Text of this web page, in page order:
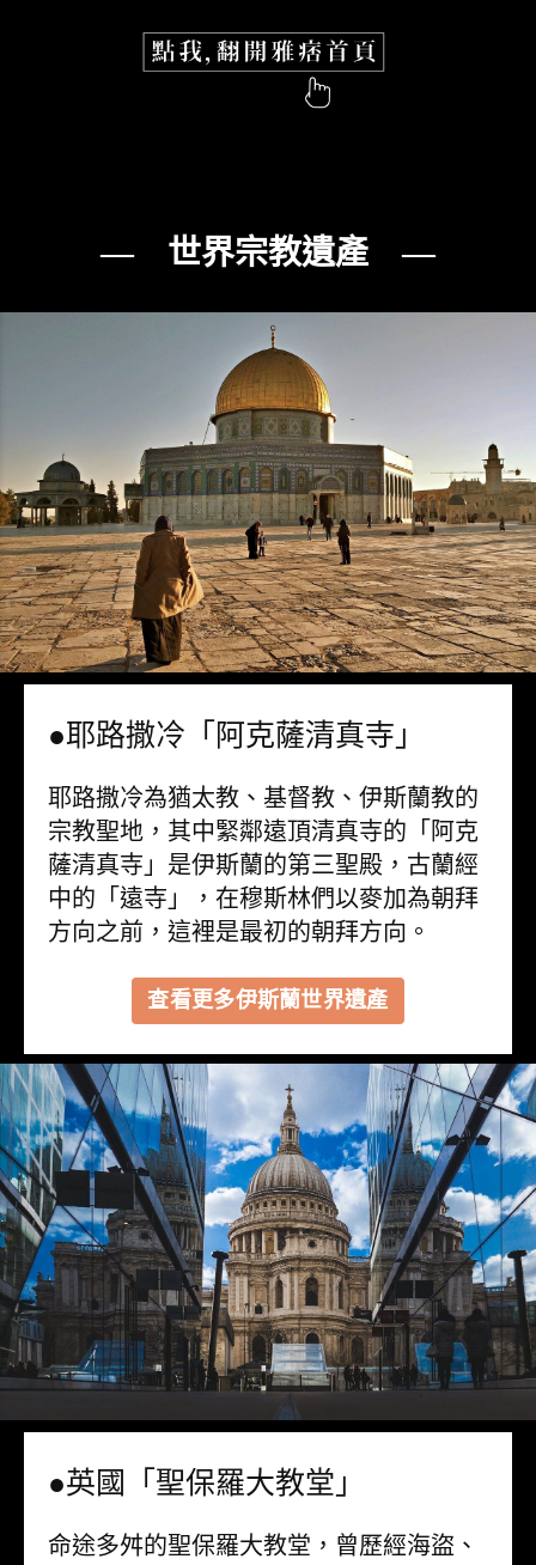
— 世界宗教遺產 —
●耶路撒冷「阿克薩清真寺」
耶路撒冷為猶太教、基督教、伊斯蘭教的
宗教聖地，其中緊鄰遠頂清真寺的「阿克
薩清真寺」是伊斯蘭的第三聖殿，古蘭經
中的「遠寺」，在穆斯林們以麥加為朝拜
方向之前，這裡是最初的朝拜方向。
查看更多伊斯蘭世界遺產
●英國「聖保羅大教堂」
命途多舛的聖保羅大教堂，曾歷經海盜、